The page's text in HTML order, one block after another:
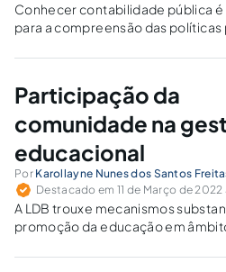
Conhecer contabilidade pública
para a compreensão das políticas
igualdade de George Orwell,
mais iguais que outros?
Participação da
comunidade na
educacional
Por Karollayne Nunes dos Santos
Destacado em 11 de Março de
A LDB trouxe mecanismos
promoção da educação em
democrática no ensino público,